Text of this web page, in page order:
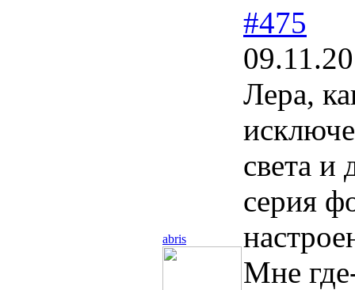
abris
#475
Лера,
света и
серия
Мне